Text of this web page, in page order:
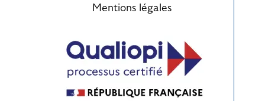
Mentions légales